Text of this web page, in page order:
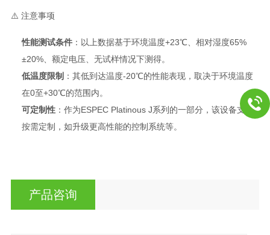
⚠️ 注意事项
性能测试条件：以上数据基于环境温度+23℃、相对湿度65%
±20%、额定电压、无试样情况下测得。
低温度限制：其低到达温度-20℃的性能表现，取决于环境温度
在0至+30℃的范围内。
可定制性：作为ESPEC Platinous J系列的一部分，该设备支持
按需定制，如升级更高性能的控制系统等。
产品咨询